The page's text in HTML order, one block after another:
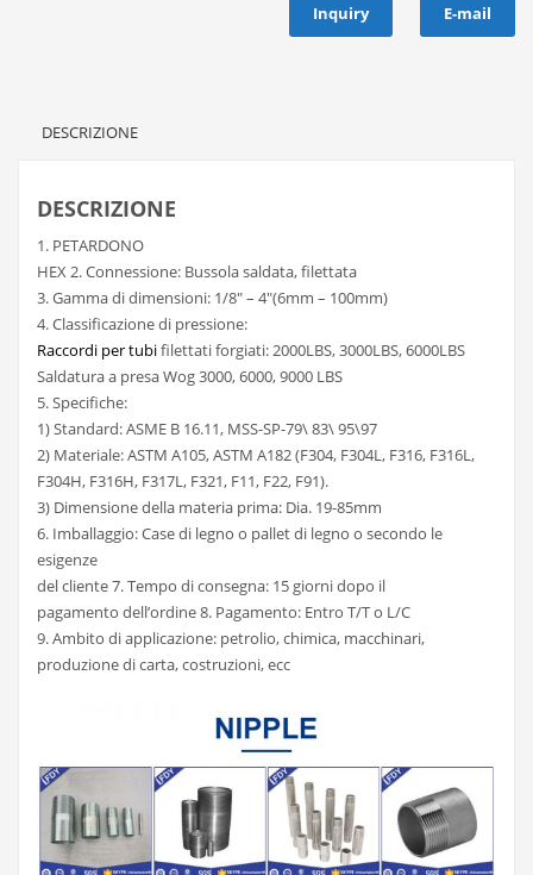
Inquiry E-mail
DESCRIZIONE
DESCRIZIONE
1. PETARDONO
HEX 2. Connessione: Bussola saldata, filettata
3. Gamma di dimensioni: 1/8″ – 4″(6mm – 100mm)
4. Classificazione di pressione:
Raccordi per tubifilettati forgiati: 2000LBS, 3000LBS, 6000LBS
Saldatura a presa Wog 3000, 6000, 9000 LBS
5. Specifiche:
1) Standard: ASME B 16.11, MSS-SP-79\ 83\ 95\97
2) Materiale: ASTM A105, ASTM A182 (F304, F304L, F316, F316L,
F304H, F316H, F317L, F321, F11, F22, F91).
3) Dimensione della materia prima: Dia. 19-85mm
6. Imballaggio: Case di legno o pallet di legno o secondo le
esigenze
del cliente 7. Tempo di consegna: 15 giorni dopo il
pagamento dell’ordine 8. Pagamento: Entro T/T o L/C
9. Ambito di applicazione: petrolio, chimica, macchinari,
produzione di carta, costruzioni, ecc